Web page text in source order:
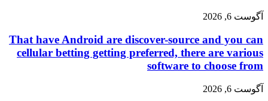
That have Android are discover-source and
cellular betting getting preferred, there are
software to choose